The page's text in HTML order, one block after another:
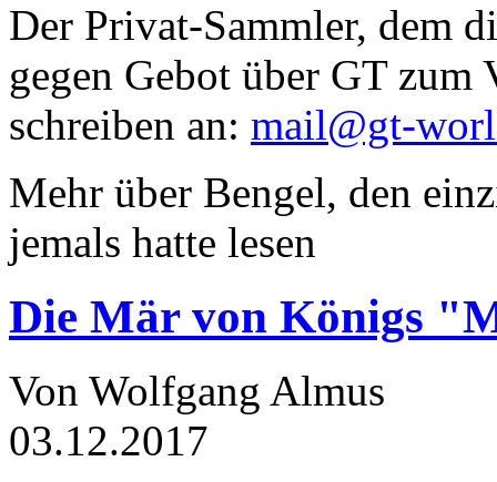
Der Privat-Sammler, dem
gegen Gebot über GT zum
schreiben an: mail@gt-
Mehr über Bengel, den
jemals hatte lesen
Die Mär von Königs
Von Wolfgang Almus
03.12.2017